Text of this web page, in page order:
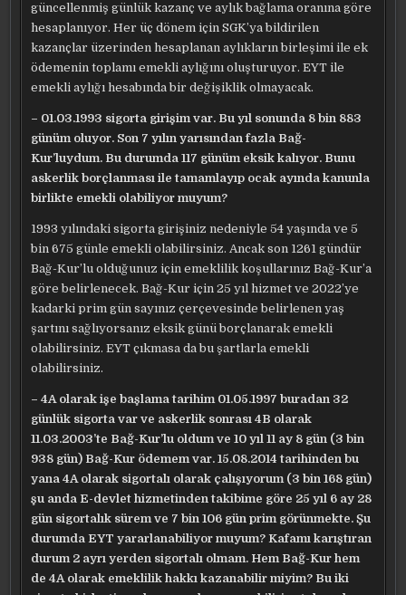
güncellenmiş günlük kazanç ve aylık bağlama oranına göre
hesaplanıyor. Her üç dönem için SGK’ya bildirilen
kazançlar üzerinden hesaplanan aylıkların birleşimi ile ek
ödemenin toplamı emekli aylığını oluşturuyor. EYT ile
emekli aylığı hesabında bir değişiklik olmayacak.
– 01.03.1993 sigorta girişim var. Bu yıl sonunda 8 bin 883
günüm oluyor. Son 7 yılın yarısından fazla Bağ-
Kur’luydum. Bu durumda 117 günüm eksik kalıyor. Bunu
askerlik borçlanması ile tamamlayıp ocak ayında kanunla
birlikte emekli olabiliyor muyum?
1993 yılındaki sigorta girişiniz nedeniyle 54 yaşında ve 5
bin 675 günle emekli olabilirsiniz. Ancak son 1261 gündür
Bağ-Kur’lu olduğunuz için emeklilik koşullarınız Bağ-Kur’a
göre belirlenecek. Bağ-Kur için 25 yıl hizmet ve 2022’ye
kadarki prim gün sayınız çerçevesinde belirlenen yaş
şartını sağlıyorsanız eksik günü borçlanarak emekli
olabilirsiniz. EYT çıkmasa da bu şartlarla emekli
olabilirsiniz.
– 4A olarak işe başlama tarihim 01.05.1997 buradan 32
günlük sigorta var ve askerlik sonrası 4B olarak
11.03.2003’te Bağ-Kur’lu oldum ve 10 yıl 11 ay 8 gün (3 bin
938 gün) Bağ-Kur ödemem var. 15.08.2014 tarihinden bu
yana 4A olarak sigortalı olarak çalışıyorum (3 bin 168 gün)
şu anda E-devlet hizmetinden takibime göre 25 yıl 6 ay 28
gün sigortalık sürem ve 7 bin 106 gün prim görünmekte. Şu
durumda EYT yararlanabiliyor muyum? Kafamı karıştıran
durum 2 ayrı yerden sigortalı olmam. Hem Bağ-Kur hem
de 4A olarak emeklilik hakkı kazanabilir miyim? Bu iki